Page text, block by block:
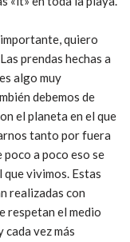
quiero
prendas hechas a
algo muy
debemos de
el planeta en el que
tanto por fuera
poco a poco eso se
vivimos. Estas
realizadas con
respetan el medio
cada vez más